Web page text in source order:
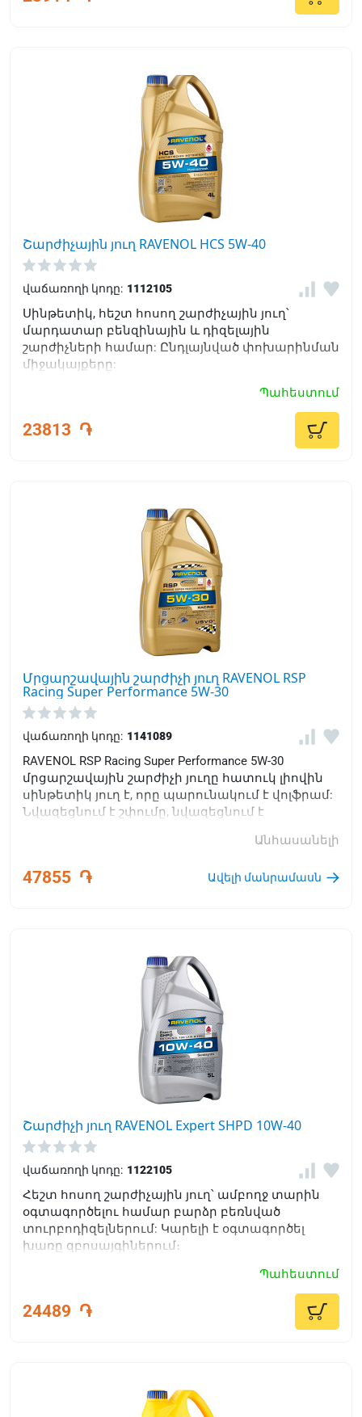
Շարժիչային յուղ RAVENOL HCS 5W-40
վաճառողի կոդը: 1112105
Սինթետիկ, հեշտ հոսող շարժիչային յուղ՝
մարդատար բենզինային և դիզելային
շարժիչների համար: Ընդլայնված փոխարինման
միջակայքերը:
Պահեստում
23813 ֏
Մրցարշավային շարժիչի յուղ RAVENOL RSP
Racing Super Performance 5W-30
վաճառողի կոդը: 1141089
RAVENOL RSP Racing Super Performance 5W-30
մրցարշավային շարժիչի յուղը հատուկ լիովին
սինթետիկ յուղ է, որը պարունակում է վոլֆրամ:
Նվազեցնում է շփումը, նվազեցնում է
մեխանիկական արդյունավետությունը:Անհասանելի
47855 ֏ Ավելի մանրամասն
Շարժիչի յուղ RAVENOL Expert SHPD 10W-40
վաճառողի կոդը: 1122105
Հեշտ հոսող շարժիչային յուղ՝ ամբողջ տարին
օգտագործելու համար բարձր բեռնված
տուրբոդիզելներում: Կարելի է օգտագործել
խառը զբոսայգիներում։
Պահեստում
24489 ֏